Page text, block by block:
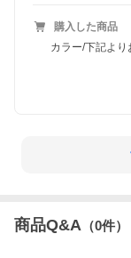
購入した商品
カラー/下記よ
商品Q&A （0件）